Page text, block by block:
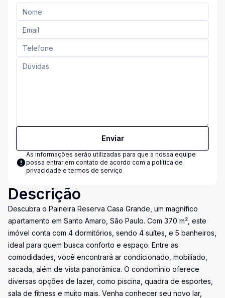
Enviar
As informações serão utilizadas para que a nossa equipe
possa entrar em contato de acordo com a política de
privacidade e termos de serviço
Descrição
Descubra o Paineira Reserva Casa Grande, um magnífico
apartamento em Santo Amaro, São Paulo. Com 370 m², este
imóvel conta com 4 dormitórios, sendo 4 suítes, e 5 banheiros,
ideal para quem busca conforto e espaço. Entre as
comodidades, você encontrará ar condicionado, mobiliado,
sacada, além de vista panorâmica. O condomínio oferece
diversas opções de lazer, como piscina, quadra de esportes,
sala de fitness e muito mais. Venha conhecer seu novo lar,